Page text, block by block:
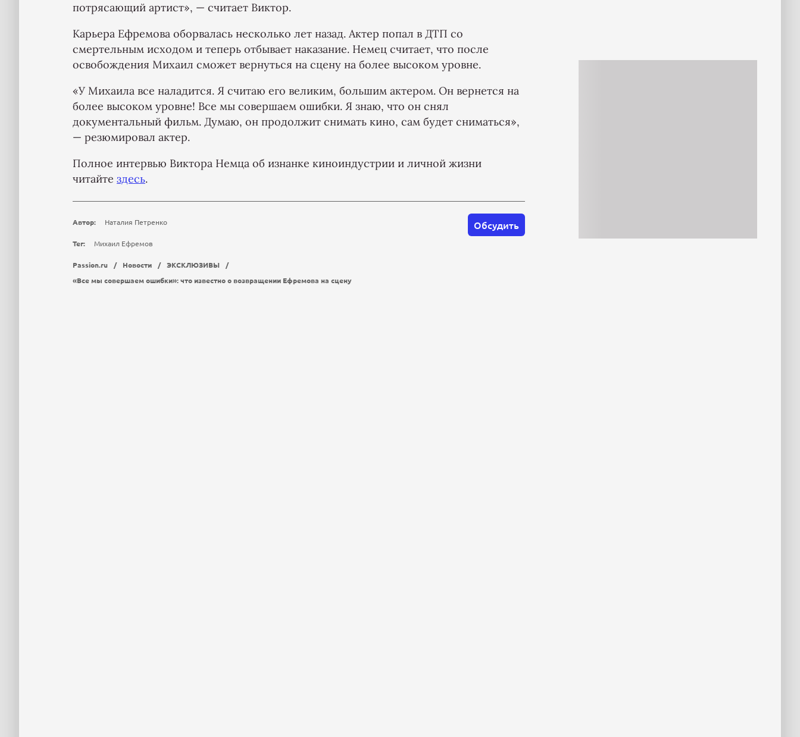
потрясающий артист», — считает Виктор.
Карьера Ефремова оборвалась несколько лет назад. Актер попал в ДТП со
смертельным исходом и теперь отбывает наказание. Немец считает, что после
освобождения Михаил сможет вернуться на сцену на более высоком уровне.
«У Михаила все наладится. Я считаю его великим, большим актером. Он вернется на
более высоком уровне! Все мы совершаем ошибки. Я знаю, что он снял
документальный фильм. Думаю, он продолжит снимать кино, сам будет сниматься»,
— резюмировал актер.
Полное интервью Виктора Немца об изнанке киноиндустрии и личной жизни
читайте здесь.
Обсудить
Автор: Наталия Петренко
Тег: Михаил Ефремов
Passion.ru / Новости / ЭКСКЛЮЗИВЫ
/
«Все мы совершаем ошибки»: что известно о возвращении Ефремова на сцену